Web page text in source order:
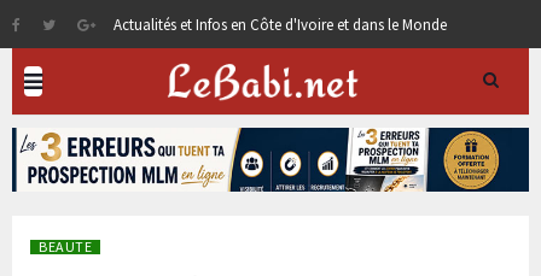
Actualités et Infos en Côte d'Ivoire et dans le Monde
BEAUTE